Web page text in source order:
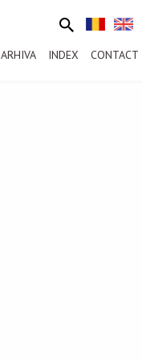
ARHIVA INDEX CONTACT